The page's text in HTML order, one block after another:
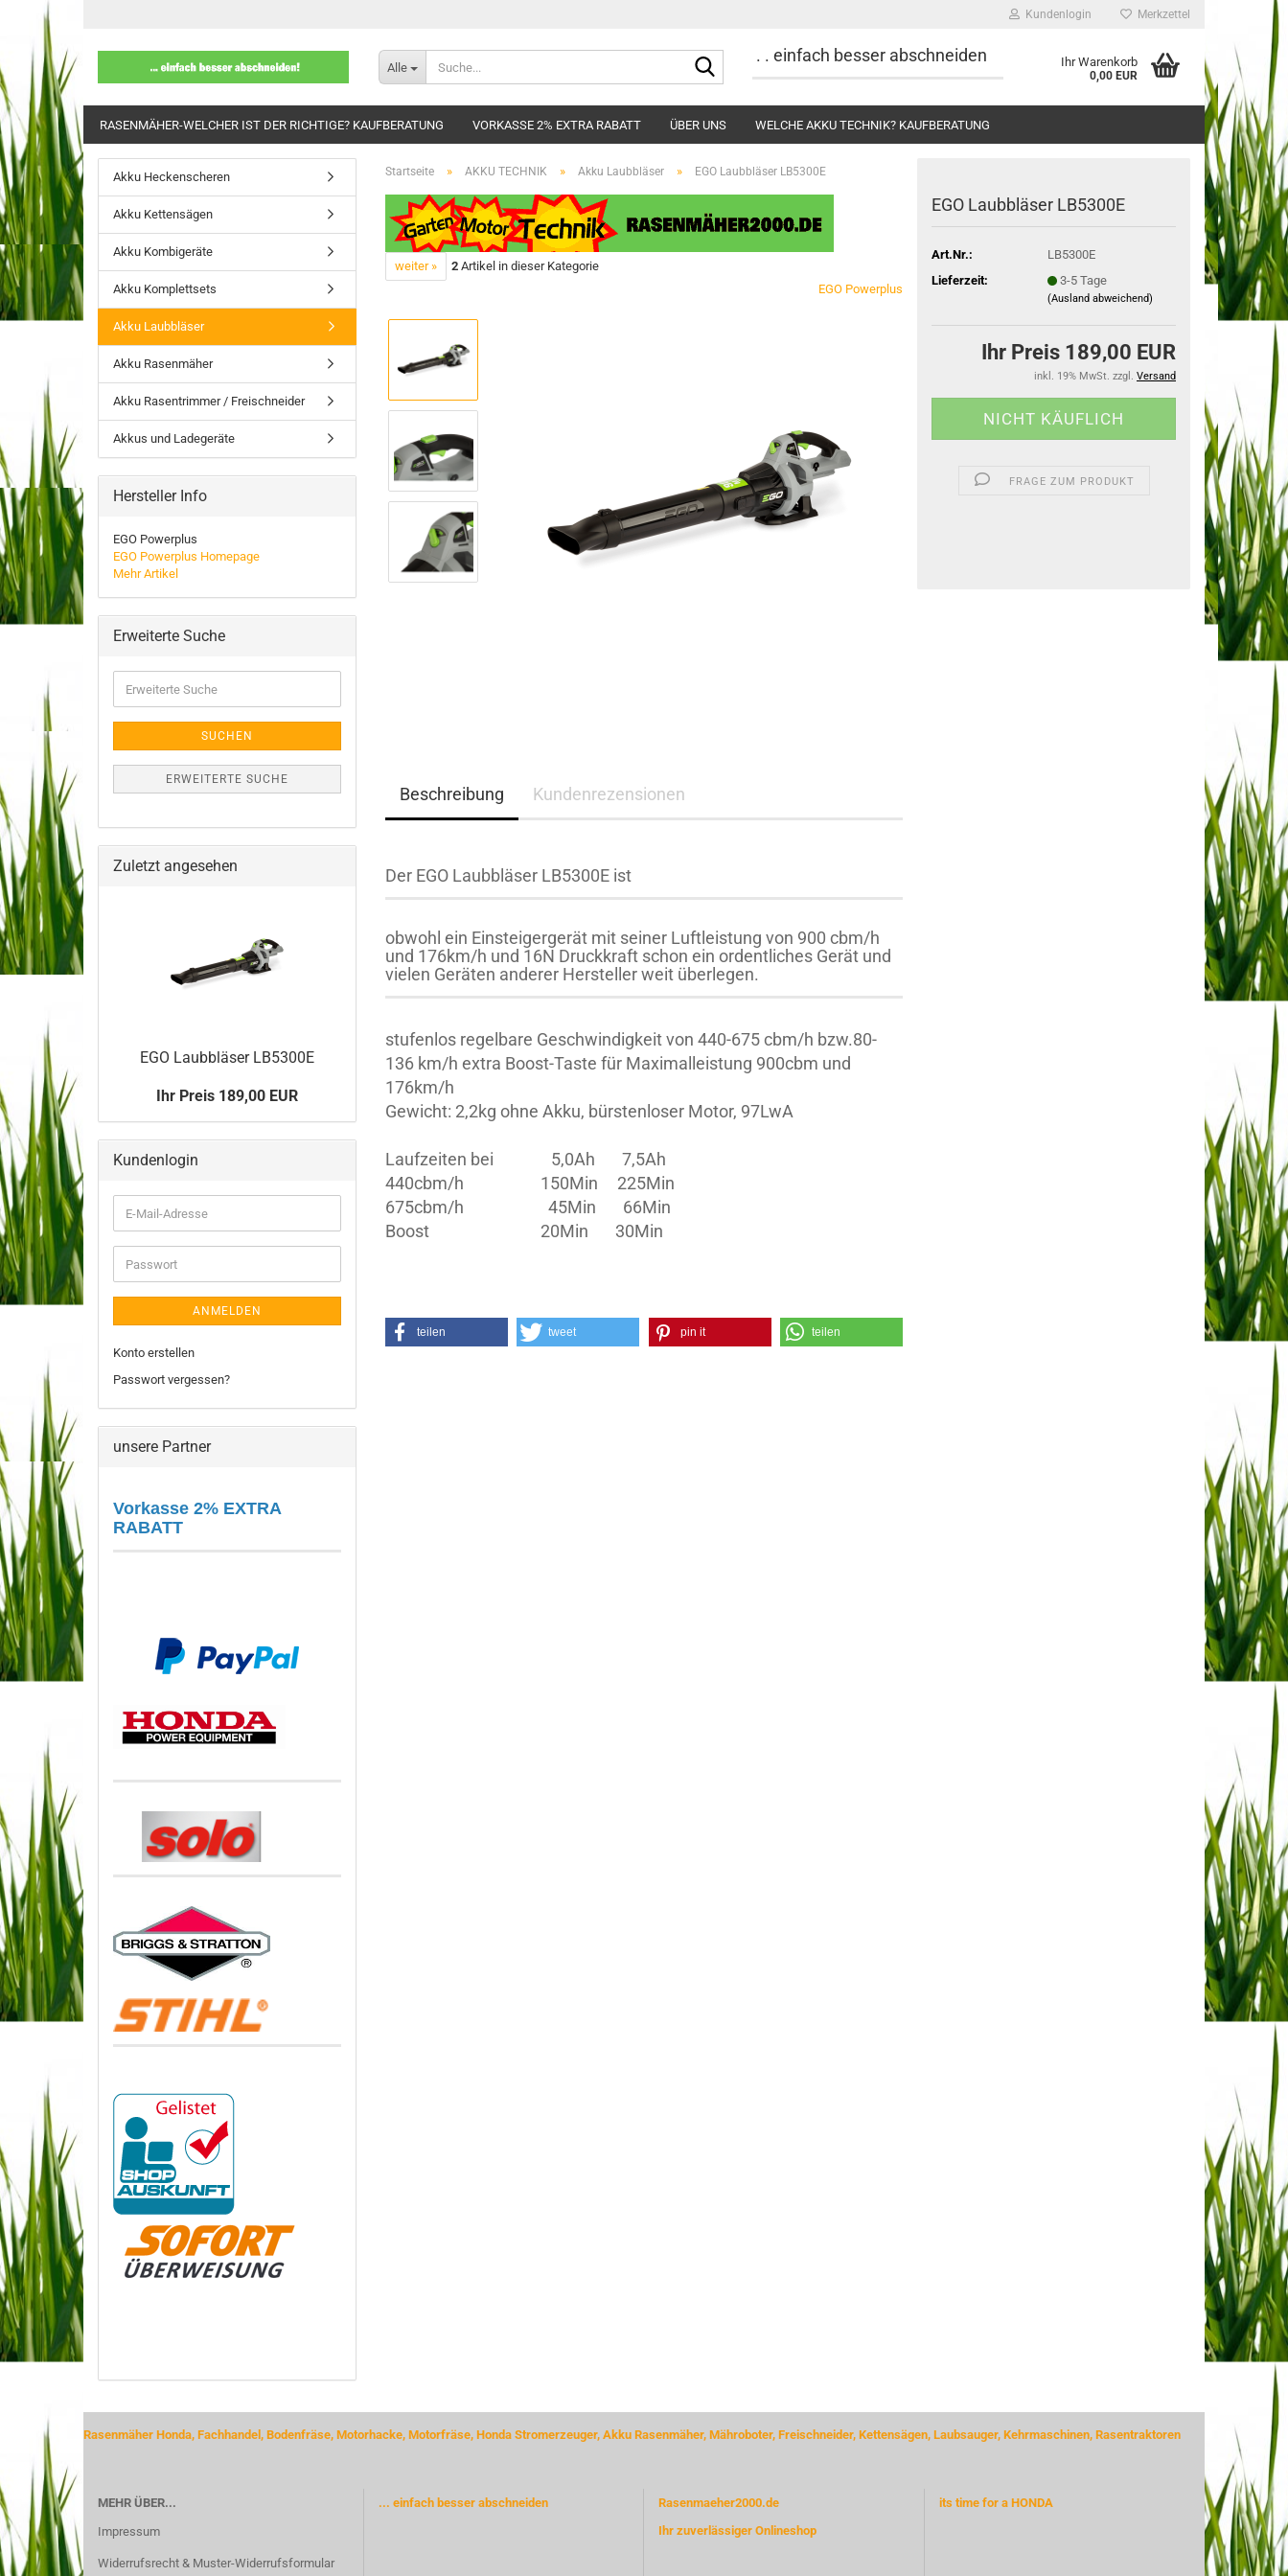
Kundenlogin Merkzettel
Alle
Suche.... . einfach besser abschneiden Ihr Warenkorb
0,00 EUR
RASENMÄHER-WELCHER IST DER RICHTIGE? KAUFBERATUNG VORKASSE 2% EXTRA RABATT ÜBER UNS WELCHE AKKU TECHNIK? KAUFBERATUNG
Startseite » AKKU TECHNIK » Akku Laubbläser » EGO Laubbläser LB5300E
weiter » 2 Artikel in dieser Kategorie
EGO Powerplus
EGO Laub­blä­ser LB5300E
Art.Nr.:
LB5300E
Lieferzeit:
3-5 Tage
(Ausland abweichend)
Ihr Preis 189,00 EUR
inkl. 19% MwSt. zzgl. Versand
FRAGE ZUM PRODUKT
Beschreibung Kundenrezensionen
Der EGO Laubbläser LB5300E ist
obwohl ein Einsteigergerät mit seiner Luftleistung von 900 cbm/h
und 176km/h und 16N Druckkraft schon ein ordentliches Gerät und
vielen Geräten anderer Hersteller weit überlegen.
stufenlos regelbare Geschwindigkeit von 440-675 cbm/h bzw.80-
136 km/h extra Boost-Taste für Maximalleistung 900cbm und
176km/h
Gewicht: 2,2kg ohne Akku, bürstenloser Motor, 97LwA
Laufzeiten bei 5,0Ah 7,5Ah
440cbm/h 150Min 225Min
675cbm/h 45Min 66Min
Boost 20Min 30Min
teilen tweet pin it teilen
Akku Heckenscheren
Akku Kettensägen
Akku Kombigeräte
Akku Komplettsets
Akku Laubbläser
Akku Rasenmäher
Akku Rasentrimmer / Freischneider
Akkus und Ladegeräte
Hersteller Info
EGO Powerplus
EGO Powerplus Homepage
Mehr Artikel
Erweiterte Suche
Suche
SUCHEN
ERWEITERTE SUCHE
Zuletzt angesehen
EGO Laub­blä­ser LB5300E
Ihr Preis 189,00 EUR
Kundenlogin
E-
Mail-
Adresse
Passwort
ANMELDEN
Konto erstellen
Passwort vergessen?
unsere Partner
Vorkasse 2% EXTRA
RABATT
Rasenmäher Honda, Fachhandel, Bodenfräse, Motorhacke, Motorfräse, Honda Stromerzeuger, Akku Rasenmäher, Mähroboter, Freischneider, Kettensägen, Laubsauger, Kehrmaschinen, Rasentraktoren
MEHR ÜBER...
Impressum
Widerrufsrecht & Muster-Widerrufsformular
... einfach besser abschneiden
Rasenmaeher2000.de
Ihr zuverlässiger Onlineshop
its time for a HONDA